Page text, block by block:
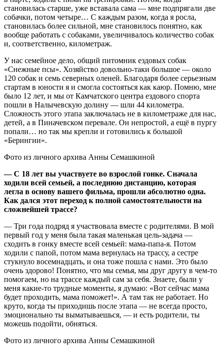
становилась старше, уже вставала сама — мне подпрягали две
собачки, потом четыре… С каждым разом, когда я росла,
становилась более сильной, мне становилось понятно, как
вообще работать с собаками, увеличивалось количество собак
и, соответственно, километраж.
У нас семейное дело, общий питомник ездовых собак
«Снежные псы». Хозяйство довольно-таки большое — около
120 собак и семь северных оленей. Благодаря более серьезным
стартам в юности я и смогла состояться как каюр. Помню, мне
было 12 лет, и мы от Камчатского центра ездового спорта
пошли в Налычевскую долину — шли 44 километра.
Сложность этого этапа заключалась не в километраже для нас,
детей, а в Пиначевском перевале. Он непростой, а ещё в пургу
попали… но так мы крепли и готовились к большой
«Берингии».
Фото из личного архива Анны Семашкиной
— С 18 лет вы участвуете во взрослой гонке. Сначала
ходили всей семьей, а последнюю дистанцию, которая
легла в основу вашего фильма, прошли абсолютно одна.
Как дался этот переход к полной самостоятельности на
сложнейшей трассе?
— Три года подряд я участвовала вместе с родителями. В мой
первый год у меня была такая маленькая цель-задача —
сходить в гонку вместе всей семьей: мама-папа-я. Потом
ходили с папой, потом мама вернулась на трассу, а сестре
стукнуло восемнадцать, и она тоже пошла с нами. Это было
очень здорово! Понятно, что мы семья, мы друг другу в чем-то
помогаем, но на трассе каждый сам за себя. Знаете, были у
меня какие-то трудные моменты, я думаю: «Вот сейчас мама
будет проходить, мама поможет!». А там так не работает. Но
круто, когда ты приходишь после этапа — не всегда просто,
эмоционально ты выматываешься, — и есть родители, ты
можешь подойти, обняться.
Фото из личного архива Анны Семашкиной